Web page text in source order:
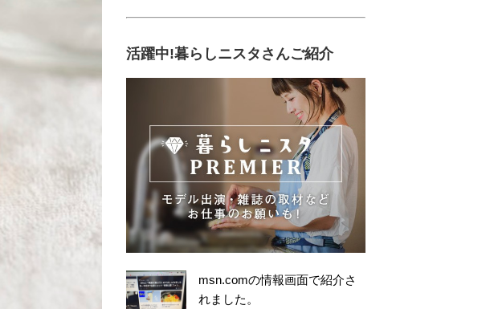
活躍中!暮らしニスタさんご紹介
msn.comの情報画面で紹介さ
れました。